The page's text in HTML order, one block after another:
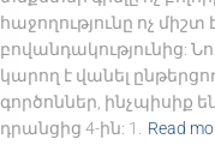
հաջողությունը ոչ
բովանդակությունից:
կարող է վանել
գործոններ, ինչպիսիք
դրանցից 4-ին: 1.
Read